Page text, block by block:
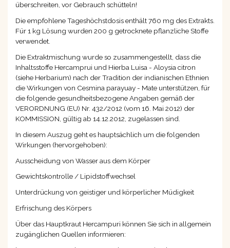
überschreiten, vor Gebrauch schütteln!
Die empfohlene Tageshöchstdosis enthält 760 mg des Extrakts.
Für 1 kg Lösung wurden 200 g getrocknete pflanzliche Stoffe
verwendet.
Die Extraktmischung wurde so zusammengestellt, dass die
Inhaltsstoffe Hercamprui und Hierba Luisa - Aloysia citron
(siehe Herbarium) nach der Tradition der indianischen Ethnien
die Wirkungen von Cesmina parayuay - Mate unterstützen, für
die folgende gesundheitsbezogene Angaben gemäß der
VERORDNUNG (EU) Nr. 432/2012 (vom 16. Mai 2012) der
KOMMISSION, gültig ab 14.12.2012, zugelassen sind.
In diesem Auszug geht es hauptsächlich um die folgenden
Wirkungen (hervorgehoben):
Ausscheidung von Wasser aus dem Körper
Gewichtskontrolle / Lipidstoffwechsel
Unterdrückung von geistiger und körperlicher Müdigkeit
Erfrischung des Körpers
Über das Hauptkraut Hercampuri können Sie sich in allgemein
zugänglichen Quellen informieren: